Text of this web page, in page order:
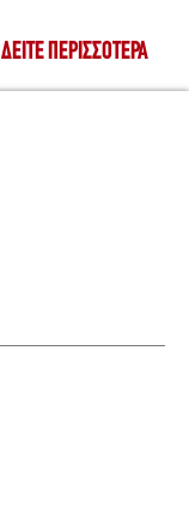
ΔΕΊΤΕ ΠΕΡΙΣΣΌΤΕΡΑ